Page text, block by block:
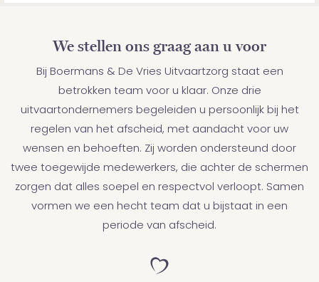
We stellen ons graag aan u voor
Bij Boermans & De Vries Uitvaartzorg staat een
betrokken team voor u klaar. Onze drie
uitvaartondernemers begeleiden u persoonlijk bij het
regelen van het afscheid, met aandacht voor uw
wensen en behoeften. Zij worden ondersteund door
twee toegewijde medewerkers, die achter de schermen
zorgen dat alles soepel en respectvol verloopt. Samen
vormen we een hecht team dat u bijstaat in een
periode van afscheid.